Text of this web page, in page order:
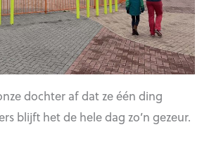
dochter af dat ze één ding
blijft het de hele dag zo’n gezeur.